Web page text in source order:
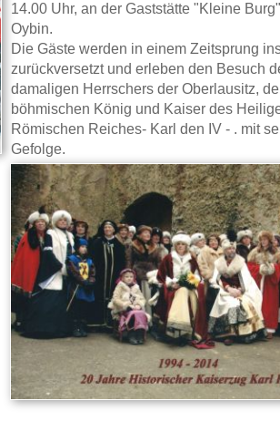
14.00 Uhr, an der Gaststätte "Kleine
Oybin.
Die Gäste werden in einem Zeitsprung
zurückversetzt und erleben den Besuch
damaligen Herrschers der Oberlausitz,
böhmischen König und Kaiser des
Römischen Reiches- Karl den IV - . mit
Gefolge.